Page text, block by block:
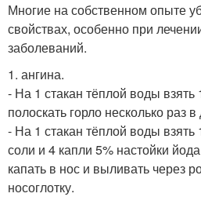
Многие на собственном опыте
свойствах, особенно при
заболеваний.
1. ангина.
- На 1 стакан тёплой воды взять
полоскать горло несколько раз в
- На 1 стакан тёплой воды
соли и 4 капли 5% настойки
капать в нос и выливать через
носоглотку.